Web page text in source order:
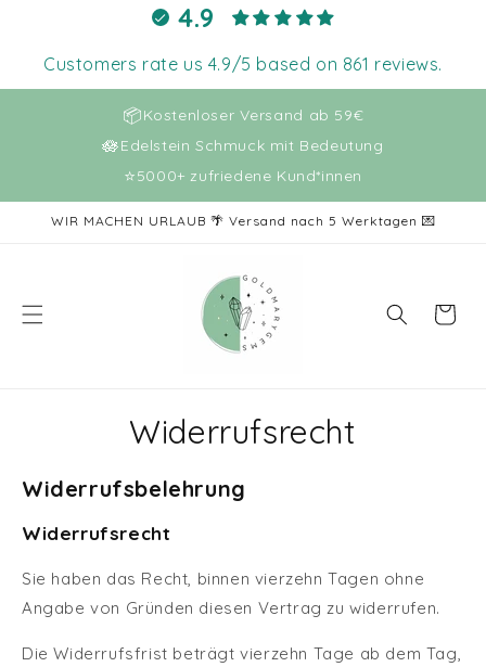
4.9
Customers rate us 4.9/5 based on 861 reviews.
📦Kostenloser Versand ab 59€
🪷Edelstein Schmuck mit Bedeutung
⭐5000+ zufriedene Kund*innen
WIR MACHEN URLAUB 🌴 Versand nach 5 Werktagen 💌
Warenkorb
Widerrufsrecht
Widerrufsbelehrung
Widerrufsrecht
Sie haben das Recht, binnen vierzehn Tagen ohne
Angabe von Gründen diesen Vertrag zu widerrufen.
Die Widerrufsfrist beträgt vierzehn Tage ab dem Tag,